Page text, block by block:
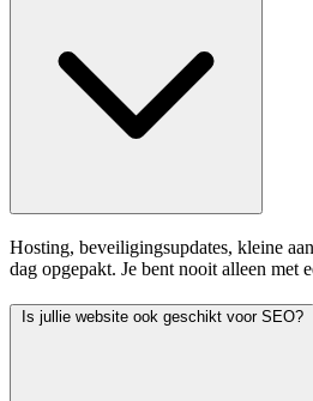
Hosting, beveiligingsupdates, kleine
dag opgepakt. Je bent nooit alleen met
Is jullie website ook geschikt voor SEO?